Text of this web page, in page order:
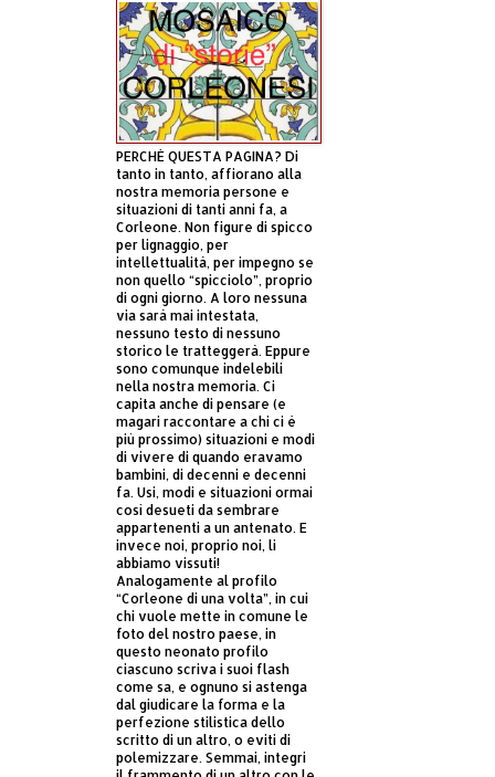
PERCHÈ QUESTA PAGINA? Di
tanto in tanto, affiorano alla
nostra memoria persone e
situazioni di tanti anni fa, a
Corleone. Non figure di spicco
per lignaggio, per
intellettualità, per impegno se
non quello “spicciolo”, proprio
di ogni giorno. A loro nessuna
via sarà mai intestata,
nessuno testo di nessuno
storico le tratteggerà. Eppure
sono comunque indelebili
nella nostra memoria. Ci
capita anche di pensare (e
magari raccontare a chi ci è
più prossimo) situazioni e modi
di vivere di quando eravamo
bambini, di decenni e decenni
fa. Usi, modi e situazioni ormai
così desueti da sembrare
appartenenti a un antenato. E
invece noi, proprio noi, li
abbiamo vissuti!
Analogamente al profilo
“Corleone di una volta”, in cui
chi vuole mette in comune le
foto del nostro paese, in
questo neonato profilo
ciascuno scriva i suoi flash
come sa, e ognuno si astenga
dal giudicare la forma e la
perfezione stilistica dello
scritto di un altro, o eviti di
polemizzare. Semmai, integri